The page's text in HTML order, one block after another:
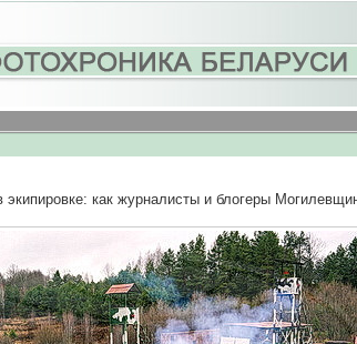
экипировке: как журналисты и блогеры